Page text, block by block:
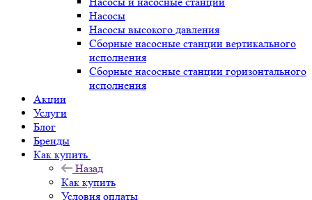
Насосы
Насосы высокого давления
Сборные насосные станции вертикального
исполнения
Сборные насосные станции горизонтального
исполнения
Акции
Услуги
Блог
Бренды
Как купить
Назад
Как купить
Условия оплаты